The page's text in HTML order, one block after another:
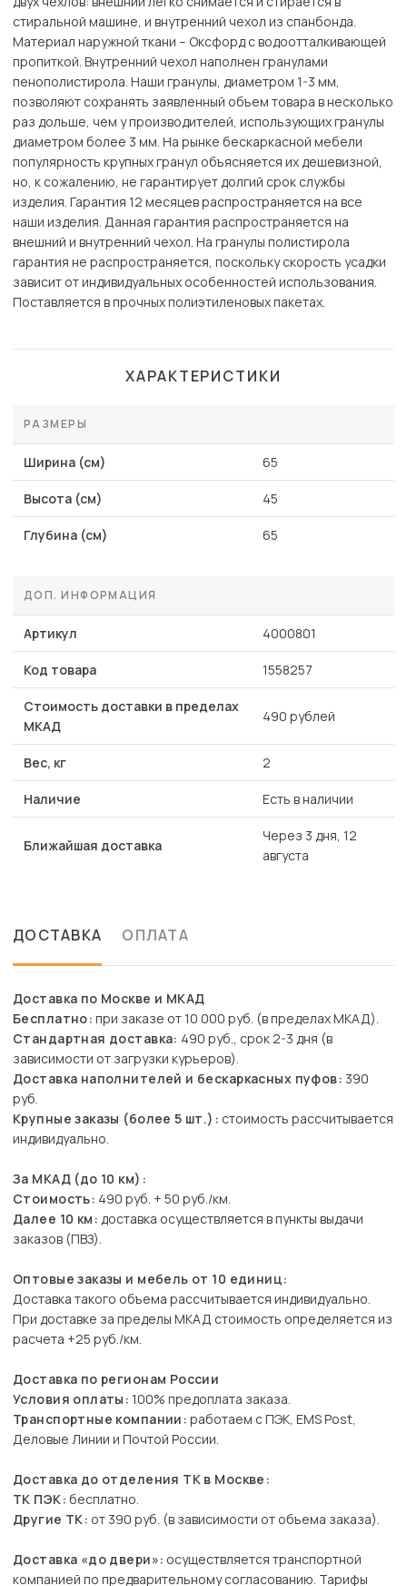
стиральной машине, и внутренний чехол из спанбонда.
Материал наружной ткани – Оксфорд с водоотталкивающей
пропиткой. Внутренний чехол наполнен гранулами
пенополистирола. Наши гранулы, диаметром 1-3 мм,
позволяют сохранять заявленный объем товара в несколько
раз дольше, чем у производителей, использующих гранулы
диаметром более 3 мм. На рынке бескаркасной мебели
популярность крупных гранул объясняется их дешевизной,
но, к сожалению, не гарантирует долгий срок службы
изделия. Гарантия 12 месяцев распространяется на все
наши изделия. Данная гарантия распространяется на
внешний и внутренний чехол. На гранулы полистирола
гарантия не распространяется, поскольку скорость усадки
зависит от индивидуальных особенностей использования.
Поставляется в прочных полиэтиленовых пакетах.
ХАРАКТЕРИСТИКИ
РАЗМЕРЫ
Ширина (см) 65
Высота (см) 45
Глубина (см) 65
ДОП. ИНФОРМАЦИЯ
Артикул 4000801
Код товара 1558257
Стоимость доставки в пределах
МКАД
490 рублей
Вес, кг 2
Наличие Есть в наличии
Ближайшая доставка
Через 3 дня, 12
августа
ДОСТАВКА ОПЛАТА
Доставка по Москве и МКАД
Бесплатно: при заказе от 10 000 руб. (в пределах МКАД).
Стандартная доставка: 490 руб., срок 2-3 дня (в
зависимости от загрузки курьеров).
Доставка наполнителей и бескаркасных пуфов: 390
руб.
Крупные заказы (более 5 шт.): стоимость рассчитывается
индивидуально.
За МКАД (до 10 км):
Стоимость: 490 руб. + 50 руб./км.
Далее 10 км: доставка осуществляется в пункты выдачи
заказов (ПВЗ).
Оптовые заказы и мебель от 10 единиц:
Доставка такого объема рассчитывается индивидуально.
При доставке за пределы МКАД стоимость определяется из
расчета +25 руб./км.
Доставка по регионам России
Условия оплаты: 100% предоплата заказа.
Транспортные компании: работаем с ПЭК, EMS Post,
Деловые Линии и Почтой России.
Доставка до отделения ТК в Москве:
ТК ПЭК: бесплатно.
Другие ТК: от 390 руб. (в зависимости от объема заказа).
Доставка «до двери»: осуществляется транспортной
компанией по предварительному согласованию. Тарифы